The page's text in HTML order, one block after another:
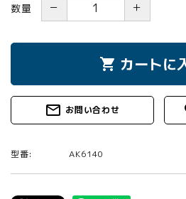
数量 － ＋
shopping_cart カートに
mail_outline お問い合わせ
型番: AK6140